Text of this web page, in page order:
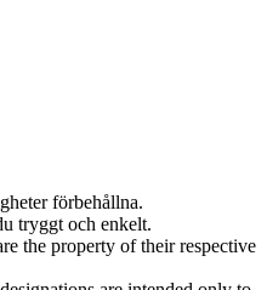
förbehållna.
tryggt och enkelt.
the property of their respective